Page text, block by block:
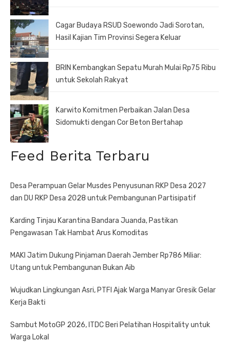
Cagar Budaya RSUD Soewondo Jadi Sorotan,
Hasil Kajian Tim Provinsi Segera Keluar
BRIN Kembangkan Sepatu Murah Mulai Rp75 Ribu
untuk Sekolah Rakyat
Karwito Komitmen Perbaikan Jalan Desa
Sidomukti dengan Cor Beton Bertahap
Feed Berita Terbaru
Desa Perampuan Gelar Musdes Penyusunan RKP Desa 2027
dan DU RKP Desa 2028 untuk Pembangunan Partisipatif
Karding Tinjau Karantina Bandara Juanda, Pastikan
Pengawasan Tak Hambat Arus Komoditas
MAKI Jatim Dukung Pinjaman Daerah Jember Rp786 Miliar:
Utang untuk Pembangunan Bukan Aib
Wujudkan Lingkungan Asri, PTFI Ajak Warga Manyar Gresik Gelar
Kerja Bakti
Sambut MotoGP 2026, ITDC Beri Pelatihan Hospitality untuk
Warga Lokal